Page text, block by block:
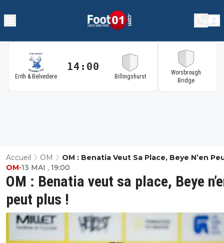
Erith & Belvedere
14:00
Billingshurst
Worsbrough
Bridge
Accueil OM
OM : Benatia Veut Sa Place, Beye N’en
!
OM : Benatia veut sa place, Beye
peut plus !
OM•13 MAI , 19:00